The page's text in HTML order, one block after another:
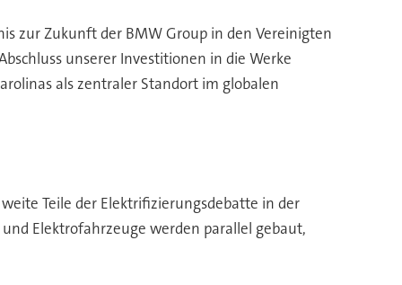
zur Zukunft der BMW Group in den Vereinigten
unserer Investitionen in die Werke
als zentraler Standort im globalen
Teile der Elektrifizierungsdebatte in der
Elektrofahrzeuge werden parallel gebaut,